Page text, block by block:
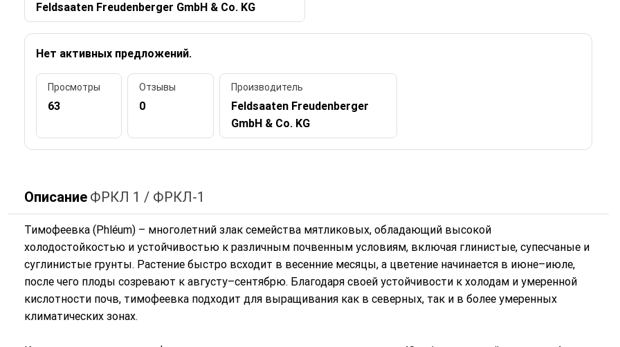
Feldsaaten Freudenberger GmbH & Co. KG
Нет активных предложений.
Просмотры
63
Отзывы
0
Производитель
Feldsaaten Freudenberger
GmbH & Co. KG
Описание ФРКЛ 1 / ФРКЛ-1
Тимофеевка (Phléum) – многолетний злак семейства мятликовых, обладающий высокой
холодостойкостью и устойчивостью к различным почвенным условиям, включая глинистые, супесчаные и
суглинистые грунты. Растение быстро всходит в весенние месяцы, а цветение начинается в июне–июле,
после чего плоды созревают к августу–сентябрю. Благодаря своей устойчивости к холодам и умеренной
кислотности почв, тимофеевка подходит для выращивания как в северных, так и в более умеренных
климатических зонах.